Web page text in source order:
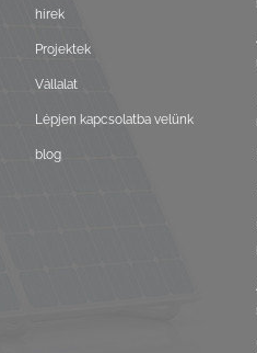
hírek
Projektek
Vállalat
Lépjen kapcsolatba velünk
blog